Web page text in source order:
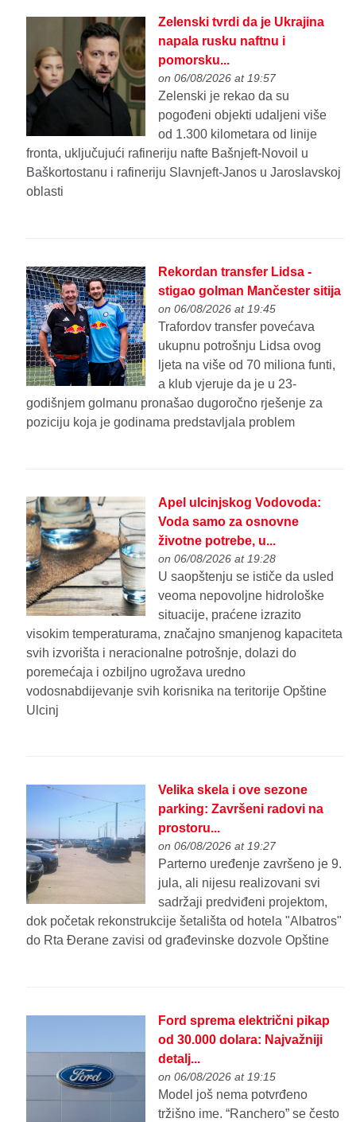
Zelenski tvrdi da je Ukrajina
napala rusku naftnu i
pomorsku...
on 06/08/2026 at 19:57
Zelenski je rekao da su
pogođeni objekti udaljeni više
od 1.300 kilometara od linije
fronta, uključujući rafineriju nafte Bašnjeft-Novoil u
Baškortostanu i rafineriju Slavnjeft-Janos u Jaroslavskoj
oblasti
Rekordan transfer Lidsa -
stigao golman Mančester sitija
on 06/08/2026 at 19:45
Trafordov transfer povećava
ukupnu potrošnju Lidsa ovog
ljeta na više od 70 miliona funti,
a klub vjeruje da je u 23-
godišnjem golmanu pronašao dugoročno rješenje za
poziciju koja je godinama predstavljala problem
Apel ulcinjskog Vodovoda:
Voda samo za osnovne
životne potrebe, u...
on 06/08/2026 at 19:28
U saopštenju se ističe da usled
veoma nepovoljne hidrološke
situacije, praćene izrazito
visokim temperaturama, značajno smanjenog kapaciteta
svih izvorišta i neracionalne potrošnje, dolazi do
poremećaja i ozbiljno ugrožava uredno
vodosnabdijevanje svih korisnika na teritorije Opštine
Ulcinj
Velika skela i ove sezone
parking: Završeni radovi na
prostoru...
on 06/08/2026 at 19:27
Parterno uređenje završeno je 9.
jula, ali nijesu realizovani svi
sadržaji predviđeni projektom,
dok početak rekonstrukcije šetališta od hotela "Albatros"
do Rta Đerane zavisi od građevinske dozvole Opštine
Ford sprema električni pikap
od 30.000 dolara: Najvažniji
detalj...
on 06/08/2026 at 19:15
Model još nema potvrđeno
tržišno ime. “Ranchero” se često